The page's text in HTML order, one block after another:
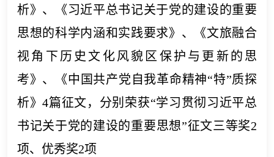
析》、《习近平总书记关于党的建设的重要
思想的科学内涵和实践要求》、《文旅融合
视角下历史文化风貌区保护与更新的思
考》、《中国共产党自我革命精神“特”质探
析》4篇征文，分别荣获“学习贯彻习近平总
书记关于党的建设的重要思想”征文三等奖2
项、优秀奖2项